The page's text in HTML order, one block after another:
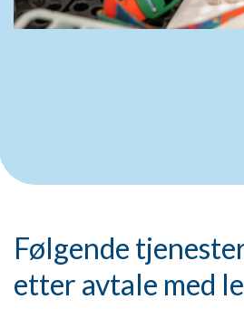
Følgende
etter avtale med